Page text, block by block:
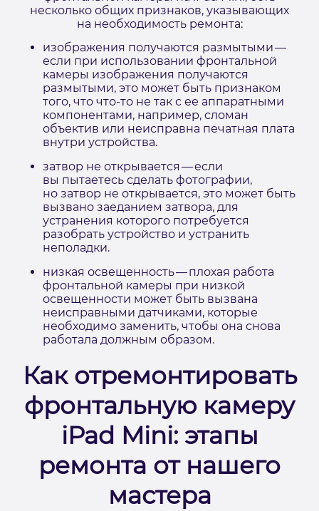
несколько общих признаков, указывающих
на необходимость ремонта:
изображения получаются размытыми —
если при использовании фронтальной
камеры изображения получаются
размытыми, это может быть признаком
того, что что-то не так с ее аппаратными
компонентами, например, сломан
объектив или неисправна печатная плата
внутри устройства.
затвор не открывается — если
вы пытаетесь сделать фотографии,
но затвор не открывается, это может быть
вызвано заеданием затвора, для
устранения которого потребуется
разобрать устройство и устранить
неполадки.
низкая освещенность — плохая работа
фронтальной камеры при низкой
освещенности может быть вызвана
неисправными датчиками, которые
необходимо заменить, чтобы она снова
работала должным образом.
Как отремонтировать
фронтальную камеру
iPad Mini: этапы
ремонта от нашего
мастера